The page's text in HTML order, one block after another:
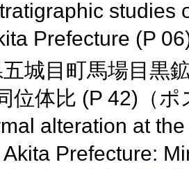
studies
Prefecture (P
城目町馬場目黒
位体比 (P 42)（
alteration at
Prefecture: